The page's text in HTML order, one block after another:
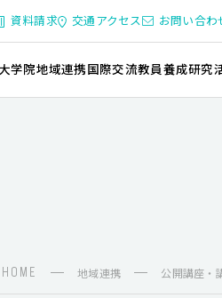
資料請求 交通アクセス お問い合わ
学院地域連携国際交流教員養成研究
HOME 地域連携 公開講座・